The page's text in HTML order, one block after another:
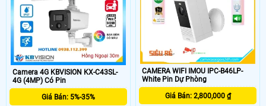
Camera 4G KBVISION KX-C43SL-
4G (4MP) Có Pin
Giá Bán: 5%-35%
CAMERA WIFI IMOU IPC-B46LP-
White Pin Dự Phòng
Giá Bán: 2,800,000 ₫